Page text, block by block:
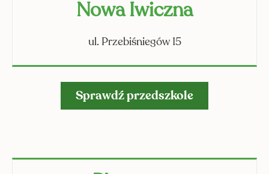
Nowa Iwiczna
ul. Przebiśniegów 15
Sprawdź przedszkole